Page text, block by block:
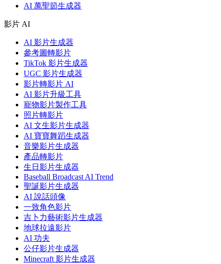
AI 萬聖節生成器
影片 AI
AI 影片生成器
參考圖轉影片
TikTok 影片生成器
UGC 影片生成器
影片轉影片 AI
AI 影片升級工具
寵物影片製作工具
照片轉影片
AI 文生影片生成器
AI 寶寶舞蹈生成器
音樂影片生成器
產品轉影片
生日影片生成器
Baseball Broadcast AI Trend
聖誕影片生成器
AI 說話頭像
一致角色影片
吉卜力藝術影片生成器
地球拉遠影片
AI 功夫
公仔影片生成器
Minecraft 影片生成器